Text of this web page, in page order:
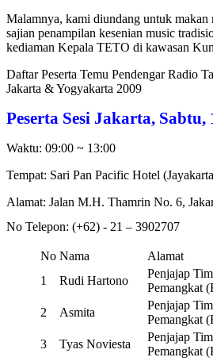
Malamnya, kami diundang untuk makan
sajian penampilan kesenian music
kediaman Kepala TETO di kawasan
Daftar Peserta Temu Pendengar Radio
Jakarta & Yogyakarta 2009
Peserta Sesi Jakarta, Sabtu,
Waktu: 09:00 ~ 13:00
Tempat: Sari Pan Pacific Hotel
Alamat: Jalan M.H. Thamrin No. 6,
No Telepon: (+62) - 21 – 3902707
No Nama
Alamat
1
Rudi Hartono
Penjajap
Pemangkat
2
Asmita
Penjajap
Pemangkat
3
Tyas Noviesta
Penjajap
Pemangkat